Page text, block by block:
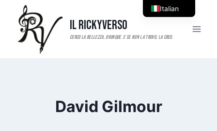
contenuto
Il RickyVerso
David Gilmour
Italian